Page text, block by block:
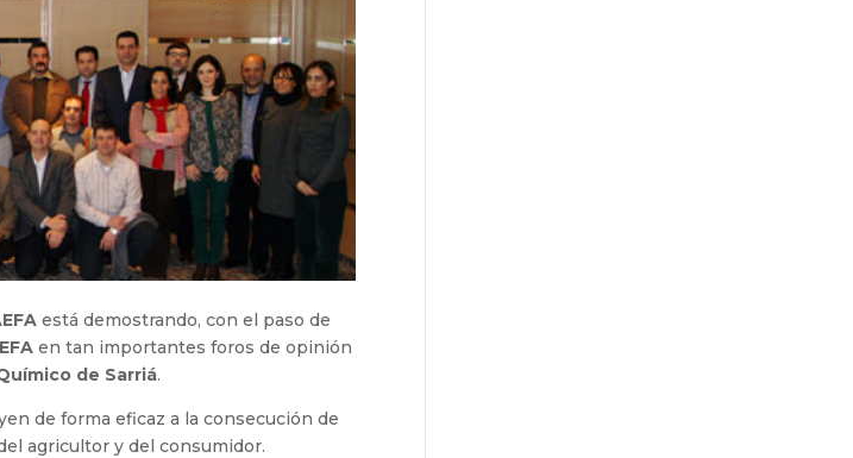
está demostrando, con el paso de
en tan importantes foros de opinión
de Sarriá.
de forma eficaz a la consecución de
agricultor y del consumidor.